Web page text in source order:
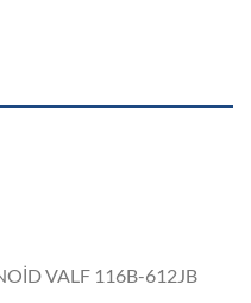
VALF 116B-612JB